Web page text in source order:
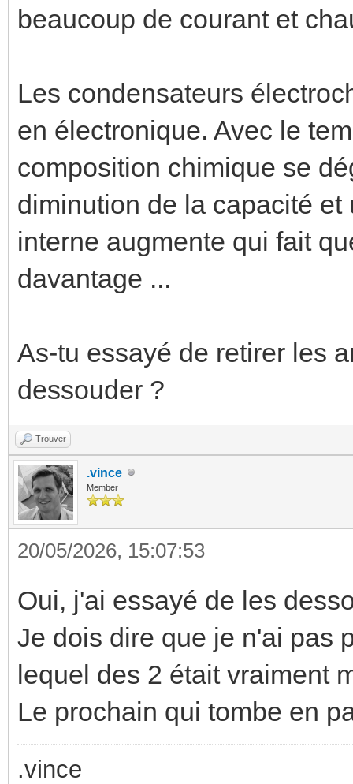
beaucoup de courant et
Les condensateurs
en électronique. Avec le
composition chimique se
diminution de la capacité
interne augmente qui fait
davantage ...
As-tu essayé de retirer les
dessouder ?
Trouver
.vince
Member
20/05/2026, 15:07:53
Oui, j'ai essayé de les
Je dois dire que je n'ai pas
lequel des 2 était vraiment
Le prochain qui tombe en
.vince